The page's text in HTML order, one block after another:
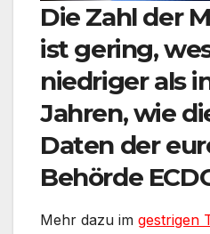
Die Zahl der
ist gering,
niedriger als
Jahren, wie
Daten der
Behörde
Mehr dazu im gestrigen